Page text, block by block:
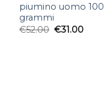
piumino uomo 100
grammi
€52.00 €31.00